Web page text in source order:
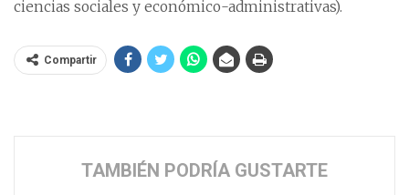
ciencias sociales y económico-administrativas).
Compartir
TAMBIÉN PODRÍA GUSTARTE